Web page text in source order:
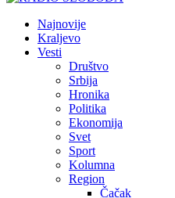
Najnovije
Kraljevo
Vesti
Društvo
Srbija
Hronika
Politika
Ekonomija
Svet
Sport
Kolumna
Region
Čačak